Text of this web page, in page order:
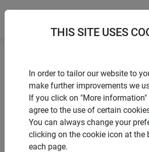
Accueil
Voiles d’ombrage
Voile d'ombrage CAPRI rectangle
PRODUITS
THIS SITE USES
In order to tailor our website to
make further improvements we
If you click on "More information"
agree to the use of certain
You can always change your
clicking on the cookie icon at the
each page.